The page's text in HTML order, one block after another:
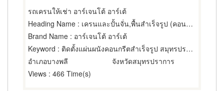
รถเครนให้เช่า อาร์เจนโต้ อาร์เต้
Heading Name : เครนและปั้นจั่น,พื้นสำเร็จรูป (คอนกรีตเสริมเหล็กและอัดแรง),รับเหมาก่อสร้างทั่วไป
Brand Name : อาร์เจนโต้ อาร์เต้
Keyword : ติดตั้งแผ่นผนังคอนกรีตสําเร็จรูป สมุทรปราการ
อำเภอบางพลี
จังหวัดสมุทรปราการ
Views : 466 Time(s)